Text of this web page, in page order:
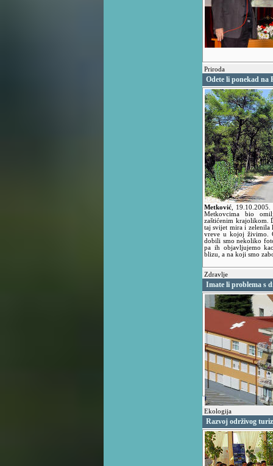
Priroda
Odete li ponekad na
Metković 19.10.2005.
Metkovcima bio
zaštićenim krajolikom.
taj svijet mira i zelenila
vreve u kojoj živimo.
dobili smo nekoliko
pa ih objavljujemo
blizu, a na koji smo
Zdravlje
Imate li problema s
Ekologija
Razvoj održivog